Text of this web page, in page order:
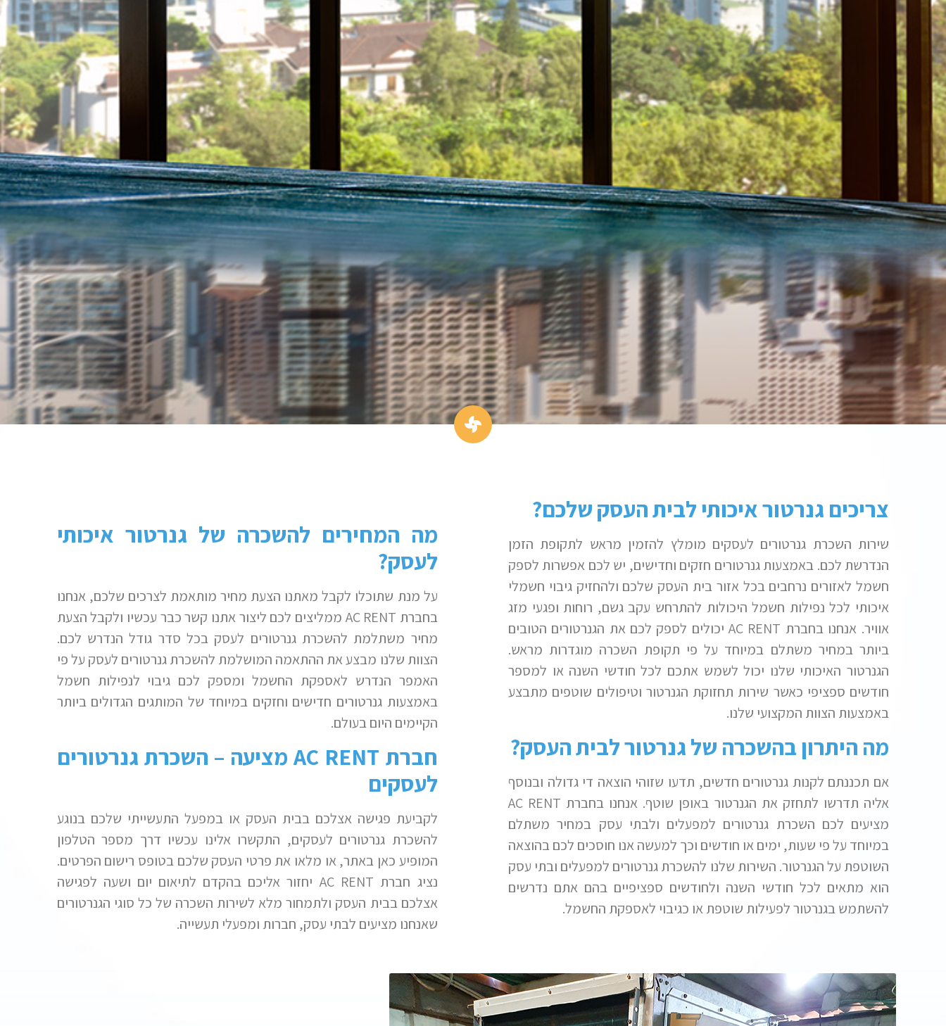
צריכים גנרטור איכותי לבית העסק שלכם?
שירות השכרת גנרטורים לעסקים מומלץ להזמין מראש לתקופת הזמן
הנדרשת לכם. באמצעות גנרטורים חזקים וחדישים, יש לכם אפשרות לספק
חשמל לאזורים נרחבים בכל אזור בית העסק שלכם ולהחזיק גיבוי חשמלי
איכותי לכל נפילות חשמל היכולות להתרחש עקב גשם, רוחות ופגעי מזג
אוויר. אנחנו בחברת AC RENT יכולים לספק לכם את הגנרטורים הטובים
ביותר במחיר משתלם במיוחד על פי תקופת השכרה מוגדרות מראש.
הגנרטור האיכותי שלנו יכול לשמש אתכם לכל חודשי השנה או למספר
חודשים ספציפי כאשר שירות תחזוקת הגנרטור וטיפולים שוטפים מתבצע
באמצעות הצוות המקצועי שלנו.
מה היתרון בהשכרה של גנרטור לבית העסק?
אם תכננתם לקנות גנרטורים חדשים, תדעו שזוהי הוצאה די גדולה ובנוסף
אליה תדרשו לתחזק את הגנרטור באופן שוטף. אנחנו בחברת AC RENT
מציעים לכם השכרת גנרטורים למפעלים ולבתי עסק במחיר משתלם
במיוחד על פי שעות, ימים או חודשים וכך למעשה אנו חוסכים לכם בהוצאה
השוטפת על הגנרטור. השירות שלנו להשכרת גנרטורים למפעלים ובתי עסק
הוא מתאים לכל חודשי השנה ולחודשים ספציפיים בהם אתם נדרשים
להשתמש בגנרטור לפעילות שוטפת או כגיבוי לאספקת החשמל.
מה המחירים להשכרה של גנרטור איכותי
לעסק?
על מנת שתוכלו לקבל מאתנו הצעת מחיר מותאמת לצרכים שלכם, אנחנו
בחברת AC RENT ממליצים לכם ליצור אתנו קשר כבר עכשיו ולקבל הצעת
מחיר משתלמת להשכרת גנרטורים לעסק בכל סדר גודל הנדרש לכם.
הצוות שלנו מבצע את ההתאמה המושלמת להשכרת גנרטורים לעסק על פי
האמפר הנדרש לאספקת החשמל ומספק לכם גיבוי לנפילות חשמל
באמצעות גנרטורים חדישים וחזקים במיוחד של המותגים הגדולים ביותר
הקיימים היום בעולם.
חברת AC RENT מציעה – השכרת גנרטורים
לעסקים
לקביעת פגישה אצלכם בבית העסק או במפעל התעשייתי שלכם בנוגע
להשכרת גנרטורים לעסקים, התקשרו אלינו עכשיו דרך מספר הטלפון
המופיע כאן באתר, או מלאו את פרטי העסק שלכם בטופס רישום הפרטים.
נציג חברת AC RENT יחזור אליכם בהקדם לתיאום יום ושעה לפגישה
אצלכם בבית העסק ולתמחור מלא לשירות השכרה של כל סוגי הגנרטורים
שאנחנו מציעים לבתי עסק, חברות ומפעלי תעשייה.